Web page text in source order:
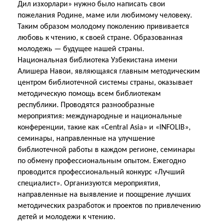
Дил изхорлари» нужно было написать свои
пожелания Родине, маме или любимому человеку.
Таким образом молодому поколению прививается
любовь к чтению, к своей стране. Образованная
молодежь — будущее нашей страны.
Национальная библиотека Узбекистана имени
Алишера Навои, являющаяся главным методическим
центром библиотечной системы страны, оказывает
методическую помощь всем библиотекам
республики. Проводятся разнообразные
мероприятия: международные и национальные
конференции, такие как «Central Asia» и «INFOLIB»,
семинары, направленные на улучшение
библиотечной работы в каждом регионе, семинары
по обмену профессиональным опытом. Ежегодно
проводится профессиональный конкурс «Лучший
специалист». Организуются мероприятия,
направленные на выявление и поощрение лучших
методических разработок и проектов по привлечению
детей и молодежи к чтению.